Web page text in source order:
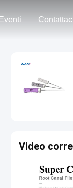
Eventi
Video